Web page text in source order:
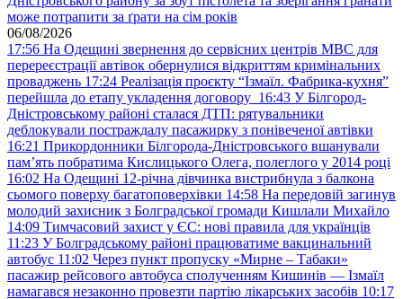
може потрапити за ґрати на сім років
06/08/2026
17:56 На Одещині звернення до сервісних центрів МВС для
перереєстрації автівок обернулися відкриттям кримінальних
проваджень 17:24 Реалізація проєкту “Ізмаїл. Фабрика-кухня”
перейшла до етапу укладення договору 16:43 У Білгород-
Дністровському районі сталася ДТП: рятувальники
деблокували постраждалу пасажирку з понівеченої автівки
16:21 Прикордонники Білгорода-Дністровського вшанували
пам’ять побратима Кислицького Олега, полеглого у 2014 році
16:02 На Одещині 12-річна дівчинка вистрибнула з балкона
сьомого поверху багатоповерхівки 14:58 На передовій загинув
молодий захисник з Болградської громади Кишлали Михайло
14:09 Тимчасовий захист у ЄС: нові правила для українців
11:23 У Болградському районі працюватиме вакцинальний
автобус 11:02 Через пункт пропуску «Мирне – Табаки»
пасажир рейсового автобуса сполученням Кишинів — Ізмаїл
намагався незаконно провезти партію лікарських засобів 10:17